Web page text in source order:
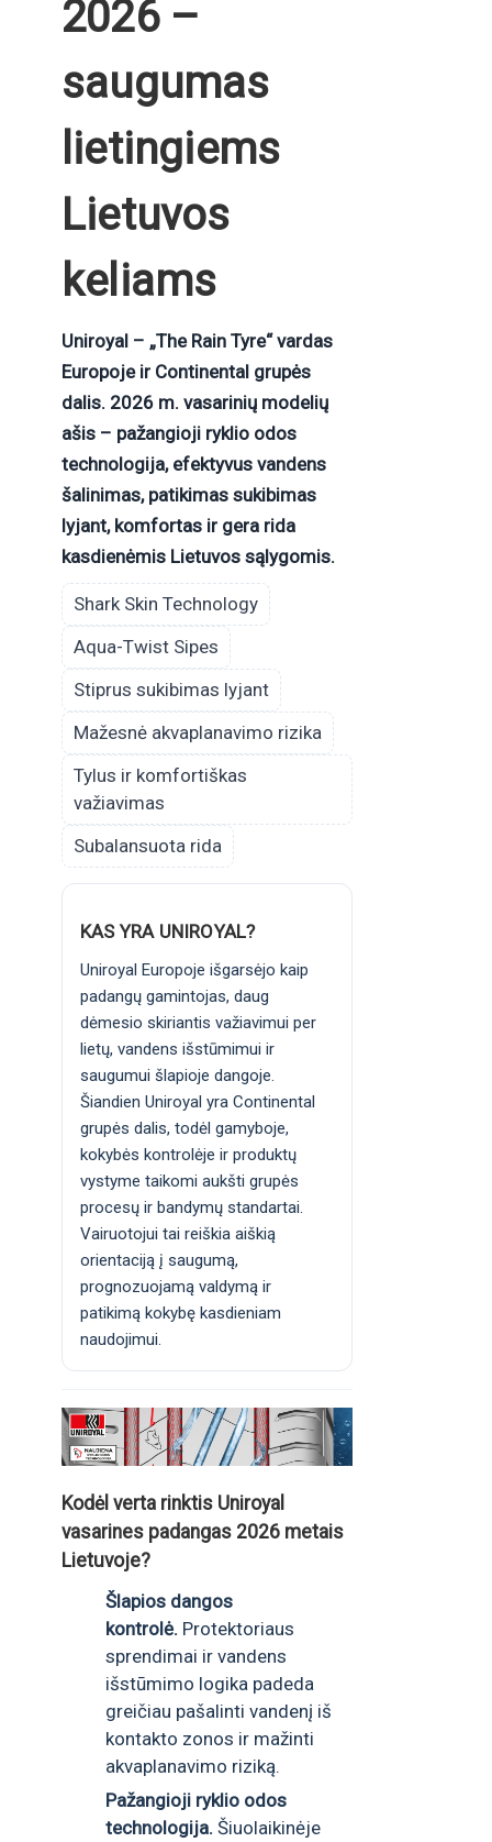
2026 –
saugumas
lietingiems
Lietuvos
keliams
Uniroyal – „The Rain Tyre“ vardas
Europoje ir Continental grupės
dalis. 2026 m. vasarinių modelių
ašis – pažangioji ryklio odos
technologija, efektyvus vandens
šalinimas, patikimas sukibimas
lyjant, komfortas ir gera rida
kasdienėmis Lietuvos sąlygomis.
Shark Skin Technology
Aqua-Twist Sipes
Stiprus sukibimas lyjant
Mažesnė akvaplanavimo rizika
Tylus ir komfortiškas
važiavimas
Subalansuota rida
KAS YRA UNIROYAL?
Uniroyal Europoje išgarsėjo kaip
padangų gamintojas, daug
dėmesio skiriantis važiavimui per
lietų, vandens išstūmimui ir
saugumui šlapioje dangoje.
Šiandien Uniroyal yra Continental
grupės dalis, todėl gamyboje,
kokybės kontrolėje ir produktų
vystyme taikomi aukšti grupės
procesų ir bandymų standartai.
Vairuotojui tai reiškia aiškią
orientaciją į saugumą,
prognozuojamą valdymą ir
patikimą kokybę kasdieniam
naudojimui.
Kodėl verta rinktis Uniroyal
vasarines padangas 2026 metais
Lietuvoje?
Šlapios dangos
kontrolė. Protektoriaus
sprendimai ir vandens
išstūmimo logika padeda
greičiau pašalinti vandenį iš
kontakto zonos ir mažinti
akvaplanavimo riziką.
Pažangioji ryklio odos
technologija. Šiuolaikinėje